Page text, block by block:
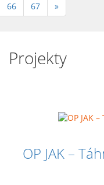
66
67 »
Projekty
OP JAK –